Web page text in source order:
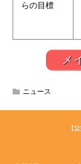
らの目標
メ
ニュース
【